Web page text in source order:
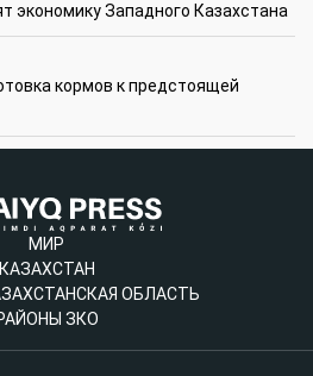
экономику Западного Казахстана
кормов к предстоящей
МИР
КАЗАХСТАН
ОБЛАСТЬ
ЗКО